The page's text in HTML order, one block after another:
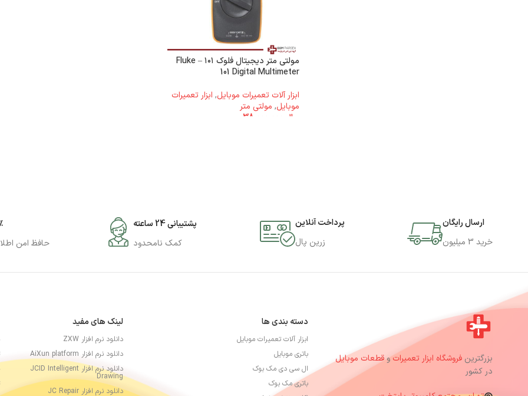
مولتی متر دیجیتال فلوک ‌۱۰۱ – Fluke
101 Digital Multimeter
ابزار آلات تعمیرات موبایل, ابزار تعمیرات
موبایل, مولتی متر
ریال
ارسال رایگان
خرید 3 میلیون
پرداخت آنلاین
زرین پال
پشتیبانی 24 ساعته
کمک نامحدود
حافظ امن
بزرگترین فروشگاه ابزار تعمیراتوقطعات موبایل
در کشور
دسته بندی ها
ابزار آلات تعمیرات موبایل
باتری موبایل
ال سی دی مک بوک
باتری مک بوک
لینک های مفید
دانلود نرم افزار ZXW
دانلود نرم افزار AiXun platform
دانلود نرم افزار JCID Intelligent
Drawing
دانلود نرم افزار JC Repair